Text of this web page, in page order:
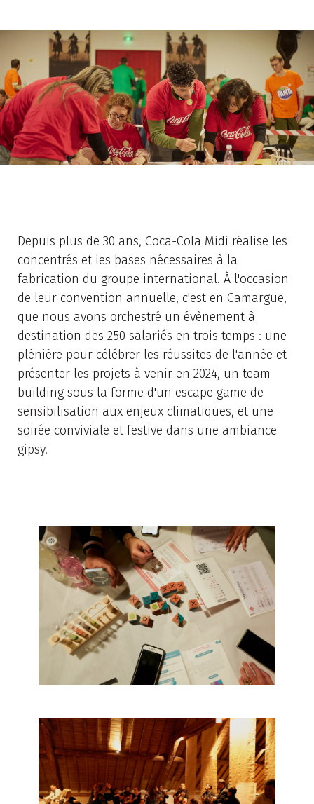
Depuis plus de 30 ans, Coca-Cola Midi réalise les
concentrés et les bases nécessaires à la
fabrication du groupe international. À l'occasion
de leur convention annuelle, c'est en Camargue,
que nous avons orchestré un évènement à
destination des 250 salariés en trois temps : une
plénière pour célébrer les réussites de l'année et
présenter les projets à venir en 2024, un team
building sous la forme d'un escape game de
sensibilisation aux enjeux climatiques, et une
soirée conviviale et festive dans une ambiance
gipsy.